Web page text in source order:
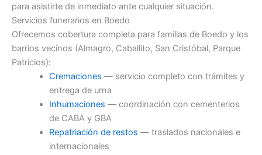
para asistirte de inmediato ante cualquier situación.
Servicios funerarios en Boedo
Ofrecemos cobertura completa para familias de Boedo y los
barrios vecinos (Almagro, Caballito, San Cristóbal, Parque
Patricios):
Cremaciones — servicio completo con trámites y
entrega de urna
Inhumaciones — coordinación con cementerios
de CABA y GBA
Repatriación de restos — traslados nacionales e
internacionales